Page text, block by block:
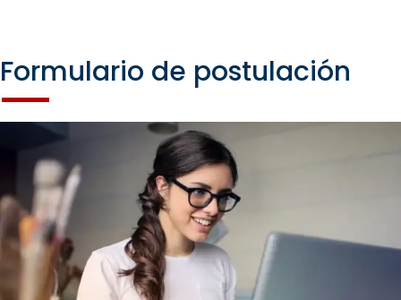
Formulario de postulación